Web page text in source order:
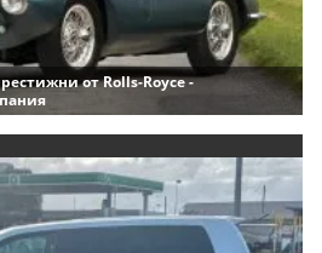
от Rolls-Royce -